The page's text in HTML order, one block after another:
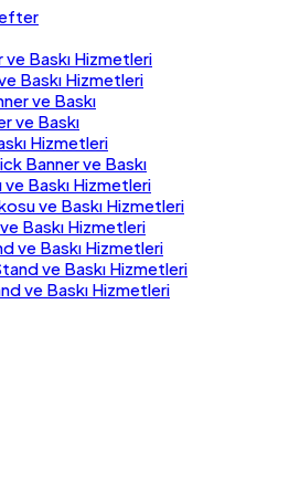
ve Baskı Hizmetleri
Baskı Hizmetleri
ve Baskı
ve Baskı
Hizmetleri
Banner ve Baskı
ve Baskı Hizmetleri
ve Baskı Hizmetleri
Baskı Hizmetleri
ve Baskı Hizmetleri
ve Baskı Hizmetleri
ve Baskı Hizmetleri